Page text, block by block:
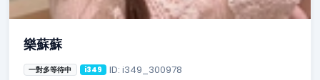
樂蘇蘇
一對多等待中 i349 ID: i349_300978